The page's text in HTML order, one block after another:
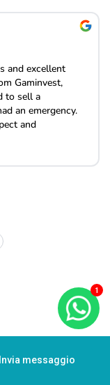
1
Invia messaggio